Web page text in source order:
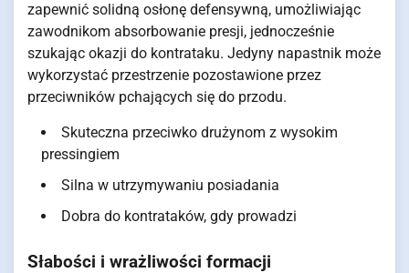
zapewnić solidną osłonę defensywną, umożliwiając
zawodnikom absorbowanie presji, jednocześnie
szukając okazji do kontrataku. Jedyny napastnik może
wykorzystać przestrzenie pozostawione przez
przeciwników pchających się do przodu.
Skuteczna przeciwko drużynom z wysokim
pressingiem
Silna w utrzymywaniu posiadania
Dobra do kontrataków, gdy prowadzi
Słabości i wrażliwości formacji